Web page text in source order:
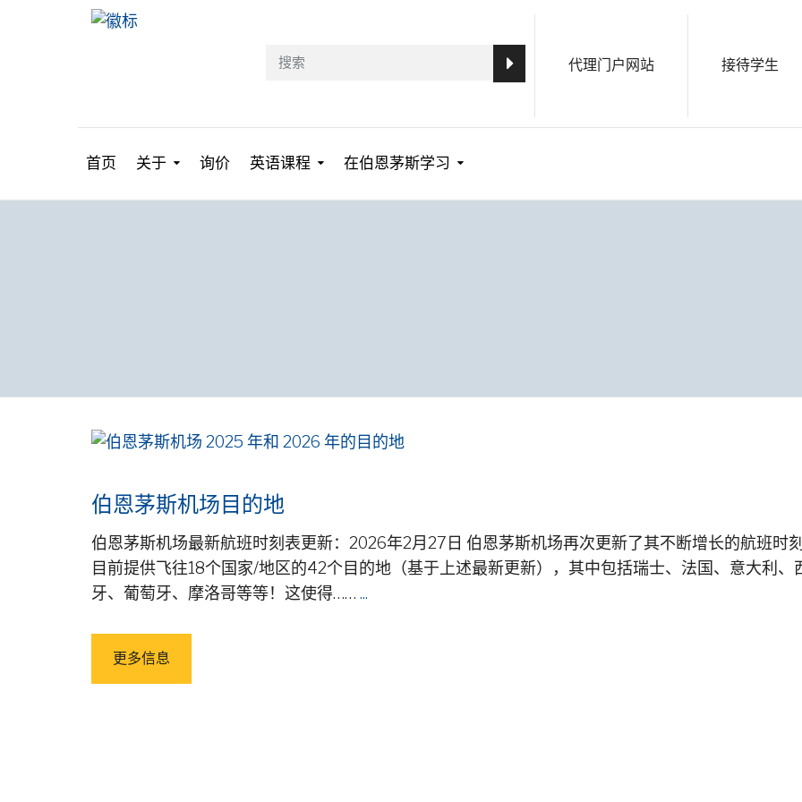
代理门户网站 接待学生
首页 关于 询价 英语课程 在伯恩茅斯学习
伯恩茅斯机场目的地
伯恩茅斯机场最新航班时刻表更新：2026年2月27日 伯恩茅斯机场再次更新了其不断增长的航班时刻
目前提供飞往18个国家/地区的42个目的地（基于上述最新更新），其中包括瑞士、法国、意大利、
牙、葡萄牙、摩洛哥等等！这使得…… ...
更多信息